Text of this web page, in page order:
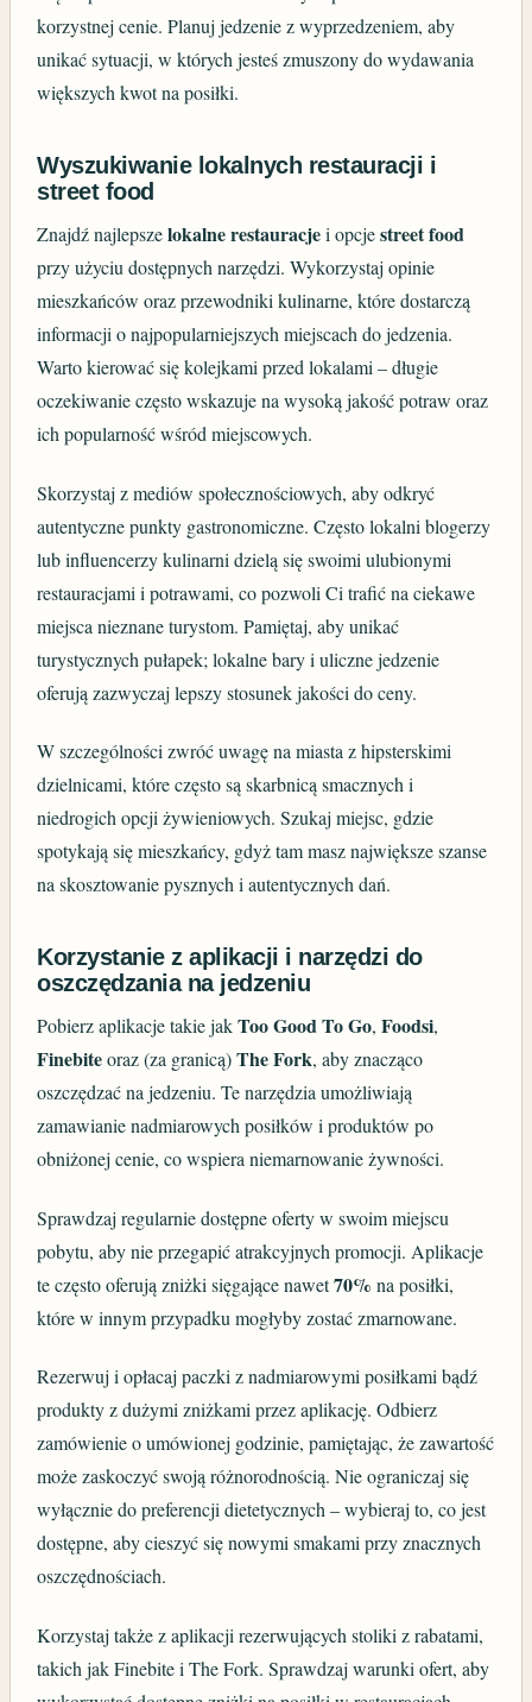
korzystnej cenie. Planuj jedzenie z wyprzedzeniem, aby
unikać sytuacji, w których jesteś zmuszony do wydawania
większych kwot na posiłki.
Wyszukiwanie lokalnych restauracji i
street food
Znajdź najlepszelokalne restauracjei opcjestreet food
przy użyciu dostępnych narzędzi. Wykorzystaj opinie
mieszkańców oraz przewodniki kulinarne, które dostarczą
informacji o najpopularniejszych miejscach do jedzenia.
Warto kierować się kolejkami przed lokalami – długie
oczekiwanie często wskazuje na wysoką jakość potraw oraz
ich popularność wśród miejscowych.
Skorzystaj z mediów społecznościowych, aby odkryć
autentyczne punkty gastronomiczne. Często lokalni blogerzy
lub influencerzy kulinarni dzielą się swoimi ulubionymi
restauracjami i potrawami, co pozwoli Ci trafić na ciekawe
miejsca nieznane turystom. Pamiętaj, aby unikać
turystycznych pułapek; lokalne bary i uliczne jedzenie
oferują zazwyczaj lepszy stosunek jakości do ceny.
W szczególności zwróć uwagę na miasta z hipsterskimi
dzielnicami, które często są skarbnicą smacznych i
niedrogich opcji żywieniowych. Szukaj miejsc, gdzie
spotykają się mieszkańcy, gdyż tam masz największe szanse
na skosztowanie pysznych i autentycznych dań.
Korzystanie z aplikacji i narzędzi do
oszczędzania na jedzeniu
Pobierz aplikacje takie jakToo Good To Go,Foodsi,
Finebiteoraz (za granicą)The Fork, aby znacząco
oszczędzać na jedzeniu. Te narzędzia umożliwiają
zamawianie nadmiarowych posiłków i produktów po
obniżonej cenie, co wspiera niemarnowanie żywności.
Sprawdzaj regularnie dostępne oferty w swoim miejscu
pobytu, aby nie przegapić atrakcyjnych promocji. Aplikacje
te często oferują zniżki sięgające nawet70% na posiłki,
które w innym przypadku mogłyby zostać zmarnowane.
Rezerwuj i opłacaj paczki z nadmiarowymi posiłkami bądź
produkty z dużymi zniżkami przez aplikację. Odbierz
zamówienie o umówionej godzinie, pamiętając, że zawartość
może zaskoczyć swoją różnorodnością. Nie ograniczaj się
wyłącznie do preferencji dietetycznych – wybieraj to, co jest
dostępne, aby cieszyć się nowymi smakami przy znacznych
oszczędnościach.
Korzystaj także z aplikacji rezerwujących stoliki z rabatami,
takich jak Finebite i The Fork. Sprawdzaj warunki ofert, aby